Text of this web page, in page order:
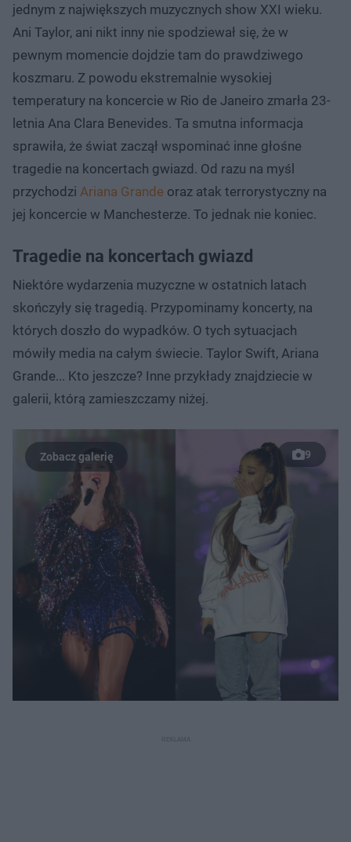
jednym z największych muzycznych show XXI wieku.
Ani Taylor, ani nikt inny nie spodziewał się, że w
pewnym momencie dojdzie tam do prawdziwego
koszmaru. Z powodu ekstremalnie wysokiej
temperatury na koncercie w Rio de Janeiro zmarła 23-
letnia Ana Clara Benevides. Ta smutna informacja
sprawiła, że świat zaczął wspominać inne głośne
tragedie na koncertach gwiazd. Od razu na myśl
przychodzi Ariana Grande oraz atak terrorystyczny na
jej koncercie w Manchesterze. To jednak nie koniec.
Tragedie na koncertach gwiazd
Niektóre wydarzenia muzyczne w ostatnich latach
skończyły się tragedią. Przypominamy koncerty, na
których doszło do wypadków. O tych sytuacjach
mówiły media na całym świecie. Taylor Swift, Ariana
Grande... Kto jeszcze? Inne przykłady znajdziecie w
galerii, którą zamieszczamy niżej.
9